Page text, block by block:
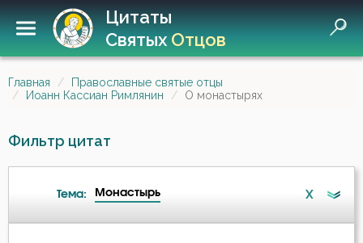
Цитаты
СвятыхОтцов
Главная
Православные святые отцы
Иоанн Кассиан Римлянин
О монастырях
Фильтр цитат
Тема: Монастырь X